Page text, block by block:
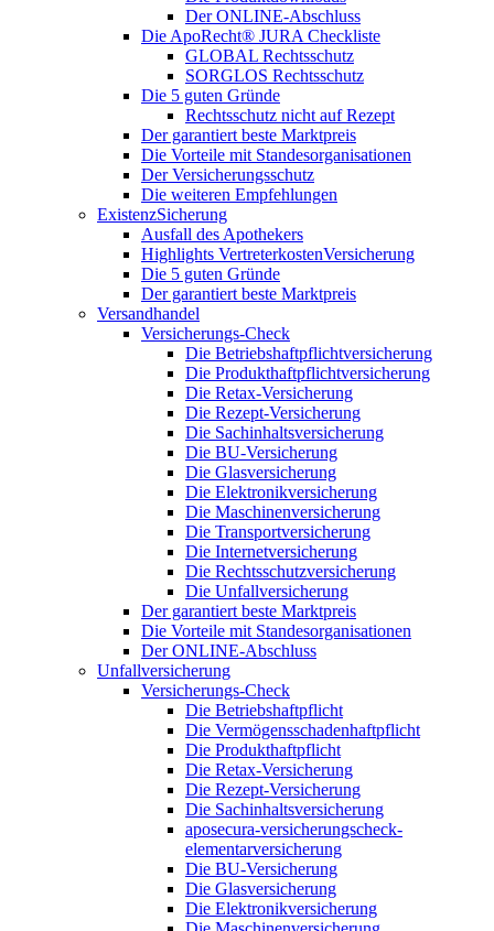
Der ONLINE-Abschluss
Die ApoRecht® JURA Checkliste
GLOBAL Rechtsschutz
SORGLOS Rechtsschutz
Die 5 guten Gründe
Rechtsschutz nicht auf Rezept
Der garantiert beste Marktpreis
Die Vorteile mit Standesorganisationen
Der Versicherungsschutz
Die weiteren Empfehlungen
ExistenzSicherung
Ausfall des Apothekers
Highlights VertreterkostenVersicherung
Die 5 guten Gründe
Der garantiert beste Marktpreis
Versandhandel
Versicherungs-Check
Die Betriebshaftpflichtversicherung
Die Produkthaftpflichtversicherung
Die Retax-Versicherung
Die Rezept-Versicherung
Die Sachinhaltsversicherung
Die BU-Versicherung
Die Glasversicherung
Die Elektronikversicherung
Die Maschinenversicherung
Die Transportversicherung
Die Internetversicherung
Die Rechtsschutzversicherung
Die Unfallversicherung
Der garantiert beste Marktpreis
Die Vorteile mit Standesorganisationen
Der ONLINE-Abschluss
Unfallversicherung
Versicherungs-Check
Die Betriebshaftpflicht
Die Vermögensschadenhaftpflicht
Die Produkthaftpflicht
Die Retax-Versicherung
Die Rezept-Versicherung
Die Sachinhaltsversicherung
aposecura-versicherungscheck-
elementarversicherung
Die BU-Versicherung
Die Glasversicherung
Die Elektronikversicherung